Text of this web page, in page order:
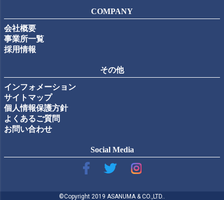
COMPANY
会社概要
事業所一覧
採用情報
その他
インフォメーション
サイトマップ
個人情報保護方針
よくあるご質問
お問い合わせ
Social Media
©Copyright 2019 ASANUMA & CO.,LTD..